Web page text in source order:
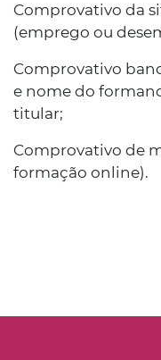
Comprovativo da
(emprego ou
Comprovativo
e nome do
titular;
Comprovativo de
formação online).